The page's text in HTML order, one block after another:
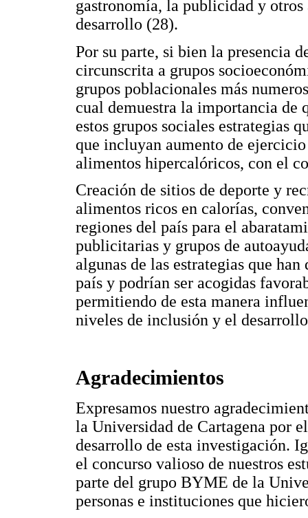
gastronomía, la publicidad y
desarrollo (28).
Por su parte, si bien la presencia
circunscrita a grupos
grupos poblacionales más
cual demuestra la importancia de
estos grupos sociales estrategias
que incluyan aumento de
alimentos hipercalóricos, con el
Creación de sitios de deporte y
alimentos ricos en calorías,
regiones del país para el
publicitarias y grupos de
algunas de las estrategias que
país y podrían ser acogidas
permitiendo de esta manera
niveles de inclusión y el
Agradecimientos
Expresamos nuestro
la Universidad de Cartagena por
desarrollo de esta investigación.
el concurso valioso de nuestros
parte del grupo BYME de la
personas e instituciones que